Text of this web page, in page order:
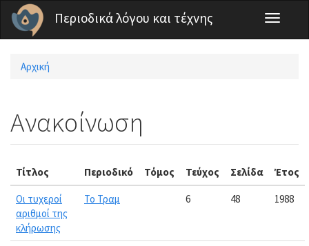
Παράκαμψη προς το κυρίως περιεχόμενο
Περιοδικά λόγου και τέχνης
Toggle
Είστε εδώ
Αρχική
Ανακοίνωση
Τίτλος Περιοδικό Τόμος Τεύχος Σελίδα Έτος
Οι τυχεροί
αριθμοί της
κλήρωσης
Το Τραμ 6 48 1988